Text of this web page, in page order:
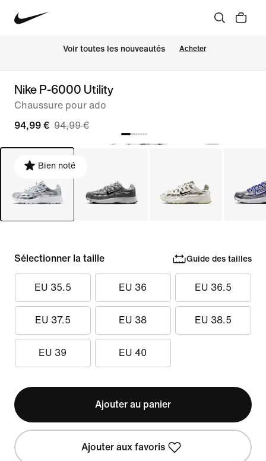
Voir toutes les nouveautés Acheter
Nike P-6000 Utility
Chaussure pour ado
94,99 € 94,99 €
Bien noté
Sélectionner la taille Guide des tailles
EU 35.5 EU 36 EU 36.5
EU 37.5 EU 38 EU 38.5
EU 39 EU 40
Ajouter au panier
Ajouter aux favoris